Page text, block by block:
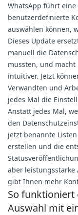
WhatsApp führt
benutzerdefinierte
auswählen können,
Dieses Update
manuell die
mussten, und
intuitiver. Jetzt
Verwandten und
jedes Mal die
Anstatt jedes Mal,
den
jetzt benannte
erstellen und die
aber leistungsstarke
gibt Ihnen mehr
So funktioniert
Auswahl mit